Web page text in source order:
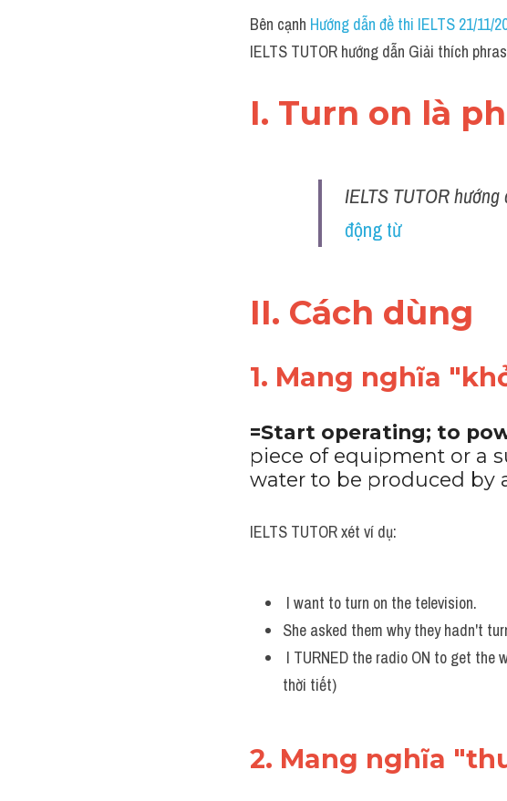
Bên cạnh Hướng dẫn đề thi IELTS 21/11/
IELTS TUTOR hướng dẫn Giải thích
I. Turn on là
IELTS TUTOR hướng
động từ
II. Cách dùng
1. Mang nghĩa
=Start operating; to
piece of equipment or a
water to be produced by
IELTS TUTOR xét ví dụ:
I want to turn on the television.
She asked them why they hadn't
thời tiết)
2. Mang nghĩa